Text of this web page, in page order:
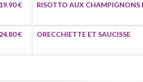
19.90 €
24.80 € ORECCHIETTE ET SAUCISSE